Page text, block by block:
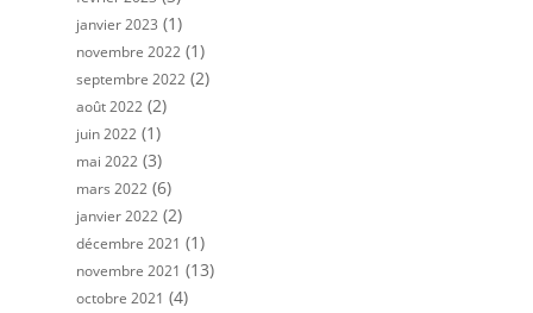
janvier 2023 (1)
novembre 2022 (1)
septembre 2022 (2)
août 2022 (2)
juin 2022 (1)
mai 2022 (3)
mars 2022 (6)
janvier 2022 (2)
décembre 2021 (1)
novembre 2021 (13)
octobre 2021 (4)